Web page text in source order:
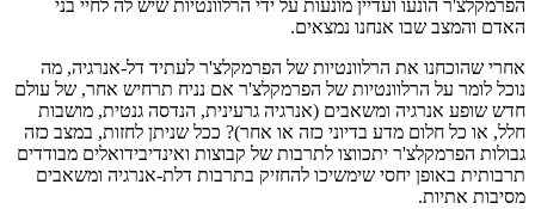
הפרמקלצ'ר הונעו ועדיין מונעות על ידי הרלוונטיות שיש לה לחיי בני
האדם והמצב שבו אנחנו נמצאים.
אחרי שהוכחנו את הרלוונטיות של הפרמקלצ'ר לעתיד דל-אנרגיה, מה
נוכל לומר על הרלוונטיות של הפרמקלצ'ר אם נניח תרחיש אחר, של עולם
חדש שופע אנרגיה ומשאבים (אנרגיה גרעינית, הנדסה גנטית, מושבות
חלל, או כל חלום מדע בדיוני כזה או אחר)? ככל שניתן לחזות, במצב כזה
גבולות הפרמקלצ'ר יתכווצו לתרבות של קבוצות ואינדיבידואלים מבודדים
תרבותית באופן יחסי שימשיכו להחזיק בתרבות דלת-אנרגיה ומשאבים
מסיבות אתיות.